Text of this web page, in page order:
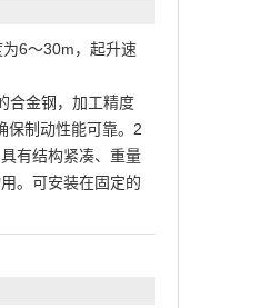
6～30m，起升速
合金钢，加工精度
保制动性能可靠。2
有结构紧凑、重量
。可安装在固定的